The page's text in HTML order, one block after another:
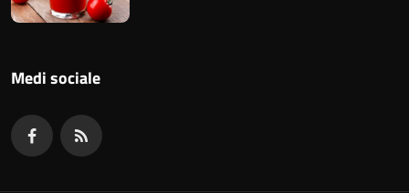
Medi sociale